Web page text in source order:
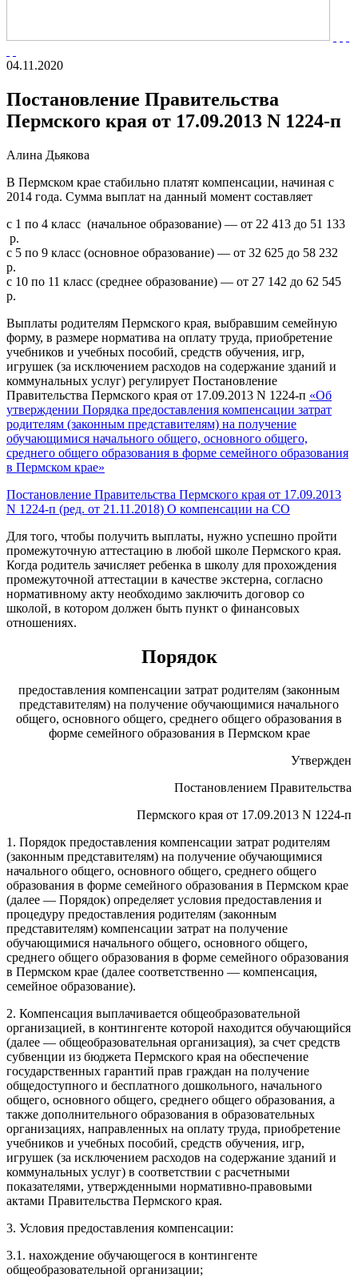
04.11.2020
Постановление Правительства
Пермского края от 17.09.2013 N 1224-п
Алина Дьякова
В Пермском крае стабильно платят компенсации, начиная с
2014 года. Сумма выплат на данный момент составляет
с 1 по 4 класс (начальное образование) — от 22 413 до 51 133
р.
с 5 по 9 класс (основное образование) — от 32 625 до 58 232
р.
с 10 по 11 класс (среднее образование) — от 27 142 до 62 545
р.
Выплаты родителям Пермского края, выбравшим семейную
форму, в размере норматива на оплату труда, приобретение
учебников и учебных пособий, средств обучения, игр,
игрушек (за исключением расходов на содержание зданий и
коммунальных услуг) регулирует Постановление
Правительства Пермского края от 17.09.2013 N 1224-п «Об
утверждении Порядка предоставления компенсации затрат
родителям (законным представителям) на получение
обучающимися начального общего, основного общего,
среднего общего образования в форме семейного образования
в Пермском крае»
Постановление Правительства Пермского края от 17.09.2013
N 1224-п (ред. от 21.11.2018) О компенсации на СО
Для того, чтобы получить выплаты, нужно успешно пройти
промежуточную аттестацию в любой школе Пермского края.
Когда родитель зачисляет ребенка в школу для прохождения
промежуточной аттестации в качестве экстерна, согласно
нормативному акту необходимо заключить договор со
школой, в котором должен быть пункт о финансовых
отношениях.
Порядок
предоставления компенсации затрат родителям (законным
представителям) на получение обучающимися начального
общего, основного общего, среднего общего образования в
форме семейного образования в Пермском крае
Утвержден
Постановлением Правительства
Пермского края от 17.09.2013 N 1224-п
1. Порядок предоставления компенсации затрат родителям
(законным представителям) на получение обучающимися
начального общего, основного общего, среднего общего
образования в форме семейного образования в Пермском крае
(далее — Порядок) определяет условия предоставления и
процедуру предоставления родителям (законным
представителям) компенсации затрат на получение
обучающимися начального общего, основного общего,
среднего общего образования в форме семейного образования
в Пермском крае (далее соответственно — компенсация,
семейное образование).
2. Компенсация выплачивается общеобразовательной
организацией, в контингенте которой находится обучающийся
(далее — общеобразовательная организация), за счет средств
субвенции из бюджета Пермского края на обеспечение
государственных гарантий прав граждан на получение
общедоступного и бесплатного дошкольного, начального
общего, основного общего, среднего общего образования, а
также дополнительного образования в образовательных
организациях, направленных на оплату труда, приобретение
учебников и учебных пособий, средств обучения, игр,
игрушек (за исключением расходов на содержание зданий и
коммунальных услуг) в соответствии с расчетными
показателями, утвержденными нормативно-правовыми
актами Правительства Пермского края.
3. Условия предоставления компенсации:
3.1. нахождение обучающегося в контингенте
общеобразовательной организации;